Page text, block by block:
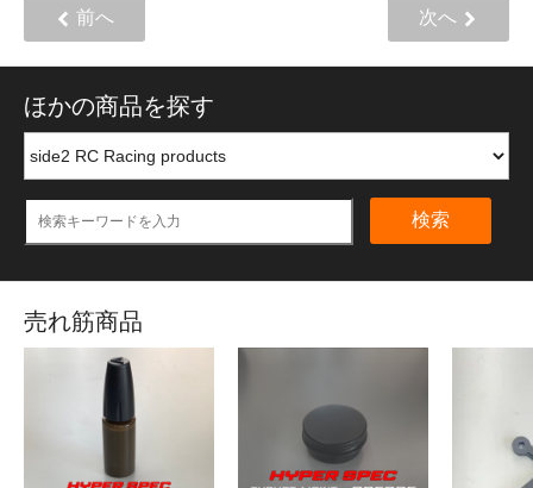
前へ 次へ
ほかの商品を探す
検索
売れ筋商品